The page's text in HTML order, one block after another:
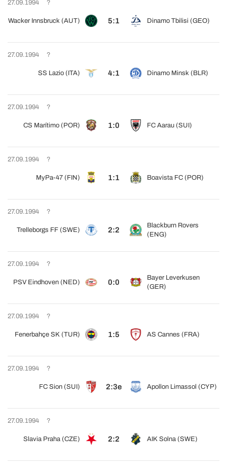
27.09.1994 ?
Wacker Innsbruck (AUT) 5:1 Dinamo Tbilisi (GEO)
27.09.1994 ?
SS Lazio (ITA) 4:1 Dinamo Minsk (BLR)
27.09.1994 ?
CS Marítimo (POR) 1:0 FC Aarau (SUI)
27.09.1994 ?
MyPa-47 (FIN) 1:1 Boavista FC (POR)
27.09.1994 ?
Trelleborgs FF (SWE) 2:2
Blackburn Rovers
(ENG)
27.09.1994 ?
PSV Eindhoven (NED) 0:0
Bayer Leverkusen
(GER)
27.09.1994 ?
Fenerbahçe SK (TUR) 1:5 AS Cannes (FRA)
27.09.1994 ?
FC Sion (SUI) 2:3e Apollon Limassol (CYP)
27.09.1994 ?
Slavia Praha (CZE) 2:2 AIK Solna (SWE)